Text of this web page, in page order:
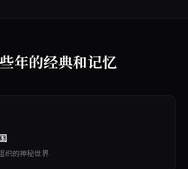
年的经典和记忆
织的神秘世界